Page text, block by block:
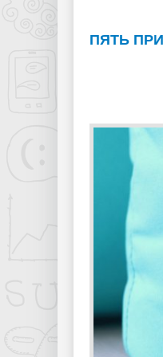
ПЯТЬ